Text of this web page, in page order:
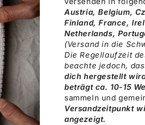
Austria, Belgium,
Finland, France,
Netherlands,
(Versand in die
Die Regellaufzeit
beachte jedoch,
dich hergestellt
beträgt ca. 10-15
sammeln und
Versandzeitpunkt
angezeigt.